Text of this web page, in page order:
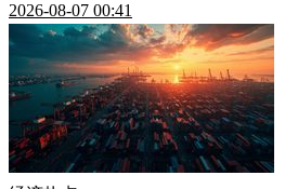
2026-08-07 00:41